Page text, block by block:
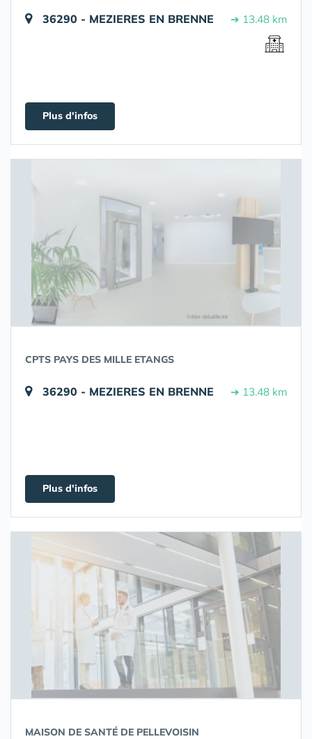
36290 - MEZIERES EN BRENNE ➔ 13.48 km
Plus d'infos
CPTS PAYS DES MILLE ETANGS
36290 - MEZIERES EN BRENNE ➔ 13.48 km
Plus d'infos
MAISON DE SANTÉ DE PELLEVOISIN